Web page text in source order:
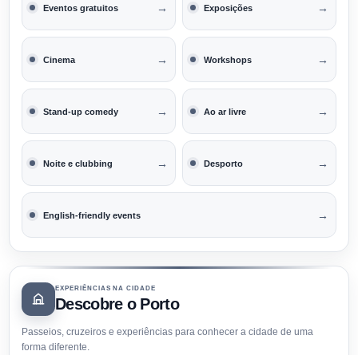
Eventos gratuitos → Exposições →
Cinema → Workshops →
Stand-up comedy → Ao ar livre →
Noite e clubbing → Desporto →
English-friendly events →
EXPERIÊNCIAS NA CIDADE
Descobre o Porto
Passeios, cruzeiros e experiências para conhecer a cidade de uma
forma diferente.